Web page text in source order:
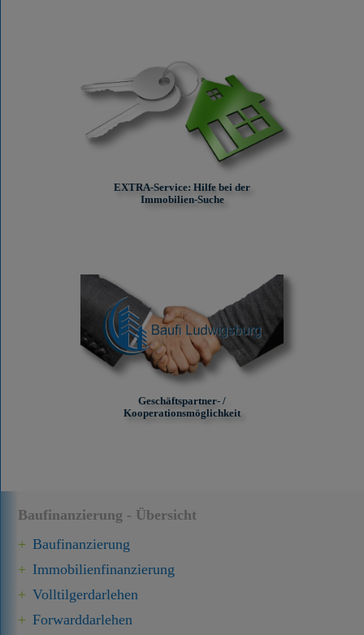
Baufinanzierung - Übersicht
Baufinanzierung
Immobilien­finanzierung
Volltilgerdarlehen
Forward­darlehen
EXTRA-Service: Hilfe bei der
Immobilien-Suche
Geschäftspartner- /
Kooperationsmöglichkeit